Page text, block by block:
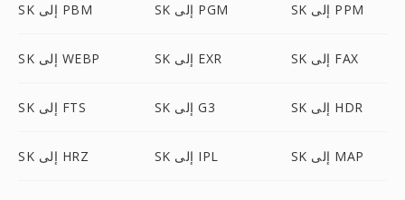
SK إلى PBM SK إلى PGM SK إلى PPM
SK إلى WEBP SK إلى EXR SK إلى FAX
SK إلى FTS SK إلى G3 SK إلى HDR
SK إلى HRZ SK إلى IPL SK إلى MAP